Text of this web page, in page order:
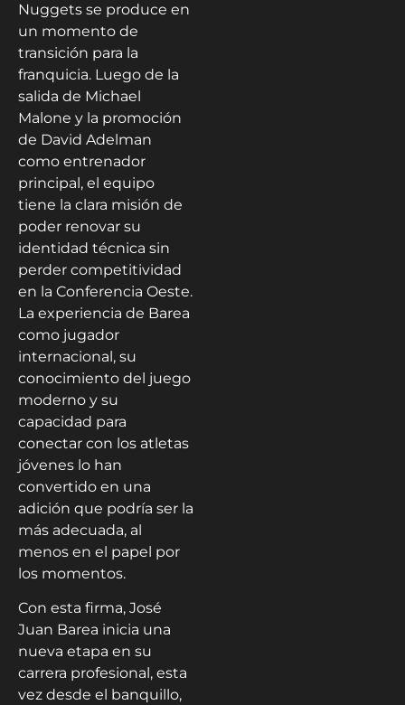
Nuggets se produce en
un momento de
transición para la
franquicia. Luego de la
salida de Michael
Malone y la promoción
de David Adelman
como entrenador
principal, el equipo
tiene la clara misión de
poder renovar su
identidad técnica sin
perder competitividad
en la Conferencia Oeste.
La experiencia de Barea
como jugador
internacional, su
conocimiento del juego
moderno y su
capacidad para
conectar con los atletas
jóvenes lo han
convertido en una
adición que podría ser la
más adecuada, al
menos en el papel por
los momentos.
Con esta firma, José
Juan Barea inicia una
nueva etapa en su
carrera profesional, esta
vez desde el banquillo,